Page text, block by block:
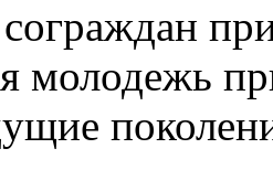
молодежь